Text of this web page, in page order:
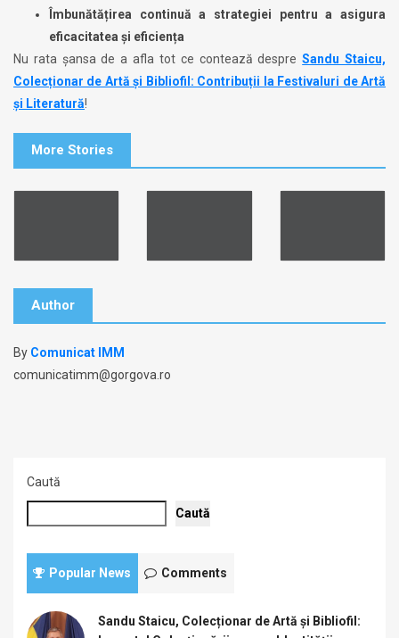
Îmbunătățirea continuă a strategiei pentru a asigura
eficacitatea și eficiența
Nu rata șansa de a afla tot ce contează despreSandu Staicu,
Colecționar de Artă și Bibliofil: Contribuții la Festivaluri de Artă
și Literatură!
More Stories
Author
By Comunicat IMM
comunicatimm@gorgova.ro
Caută
Caută
Popular News Comments
Sandu Staicu, Colecționar de Artă și Bibliofil: